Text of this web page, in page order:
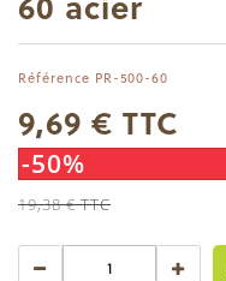
Référence PR-500-60
9,69 € TTC
-50%
19,38 €TTC